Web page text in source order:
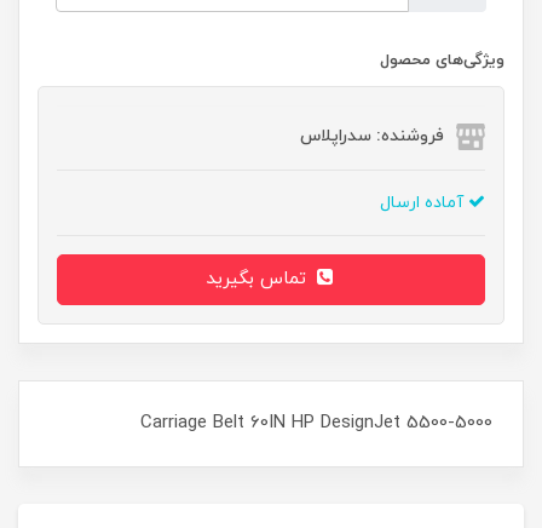
ویژگی‌های محصول
فروشنده: سدراپلاس
آماده ارسال
Carriage Belt 60IN HP DesignJet 5500-5000